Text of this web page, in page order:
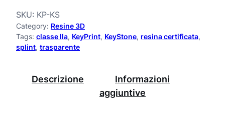
o
a
2
P
r
i
SKU: KP-KS
Category: Resine 3D
Tags: classe IIa, KeyPrint, KeyStone, resina certificata
splint, trasparente
Descrizione
Informazioni
aggiuntive